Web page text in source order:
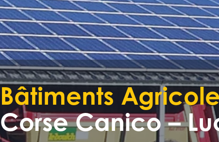
Bâtiments
Corse Canico –